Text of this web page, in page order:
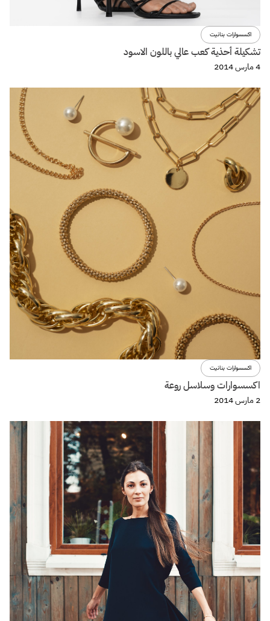
اكسسوارات بنانيت
تشكيلة أحذية كعب عالي باللون الاسود
4 مارس 2014
اكسسوارات بنانيت
اكسسوارات وسلاسل روعة
2 مارس 2014